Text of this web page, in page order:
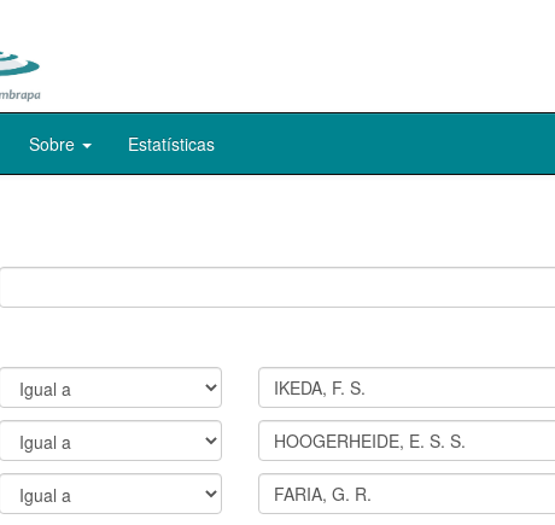
Sobre Estatísticas